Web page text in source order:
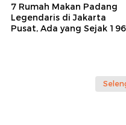
7 Rumah Makan Padang
Legendaris di Jakarta
Pusat, Ada yang Sejak